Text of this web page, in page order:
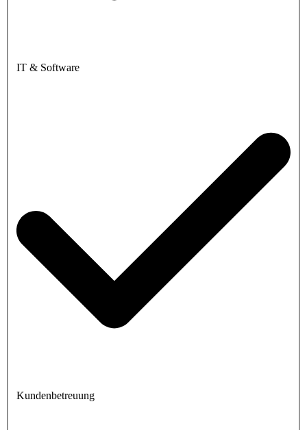
IT & Software
Kundenbetreuung